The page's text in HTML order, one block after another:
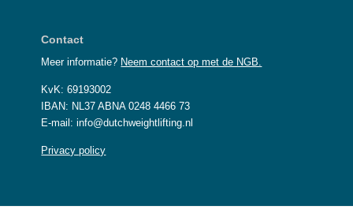
Contact
Meer informatie? Neem contact op met de NGB.
KvK: 69193002
IBAN: NL37 ABNA 0248 4466 73
E-mail: info@dutchweightlifting.nl
Privacy policy